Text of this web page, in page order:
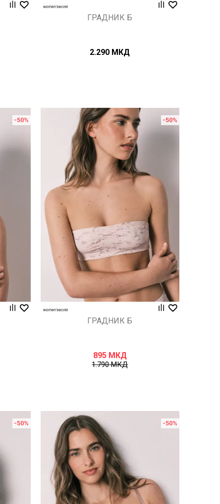
ГРАДНИК Б
2.290 МКД
-50%
Uporedi
-50%
ГРАДНИК Б
895 МКД
1.790МКД
-50% -50%